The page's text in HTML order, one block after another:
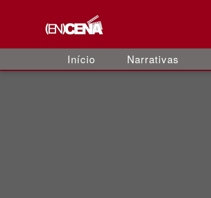
Início Narrativas